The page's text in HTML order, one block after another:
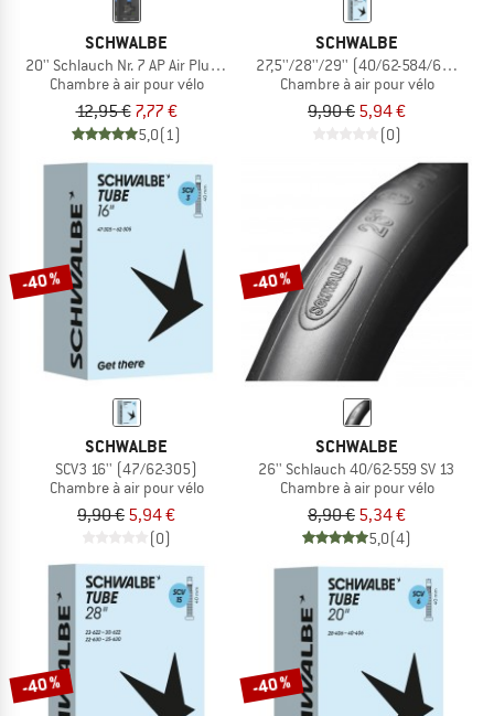
SCHWALBE
20'' Schlauch Nr. 7 AP Air Plus 40/62-406
Chambre à air pour vélo
12,95 € 7,77 €
5,0(1)
SCHWALBE
27,5''/28''/29'' (40/62-584/635)
Chambre à air pour vélo
9,90 € 5,94 €
(0)
-40 %
SCHWALBE
SCV3 16'' (47/62-305)
Chambre à air pour vélo
9,90 € 5,94 €
(0)
-40 %
SCHWALBE
26'' Schlauch 40/62-559 SV 13
Chambre à air pour vélo
8,90 € 5,34 €
5,0(4)
-40 % -40 %